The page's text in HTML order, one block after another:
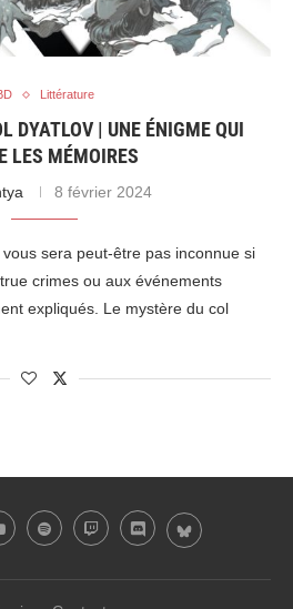
Littérature
DYATLOV | UNE ÉNIGME QUI
LES MÉMOIRES
8 février 2024
vous sera peut-être pas inconnue si
crimes ou aux événements
expliqués. Le mystère du col